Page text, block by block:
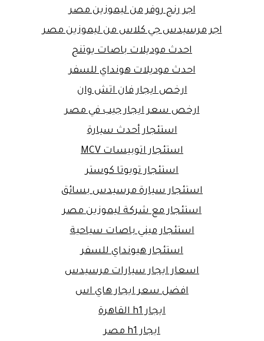
اجر رنج روفر من ليموزين مصر
اجر مرسيدس جي كلاس من ليموزين مصر
احدث موديلات باصات يوتنج
احدث موديلات هونداي للسفر
ارخص ايجار فان اتش وان
ارخص سعر ايجار جيب في مصر
استئجار أحدث سيارة
استئجار اتوبيسات MCV
استئجار تويوتا كوستر
استئجار سيارة مرسيدس بسائق
استئجار مع شركة ليموزين مصر
استئجار ميني باصات سياحية
استئجار هيونداي للسفر
اسعار ايجار سيارات مرسيدس
افضل سعر ايجار هاي اس
ايجار h1 القاهرة
ايجار h1 مصر